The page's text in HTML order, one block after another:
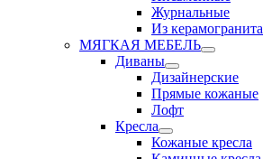
Журнальные
Из керамогранита
МЯГКАЯ МЕБЕЛЬ
Диваны
Дизайнерские
Прямые кожаные
Лофт
Кресла
Кожаные кресла